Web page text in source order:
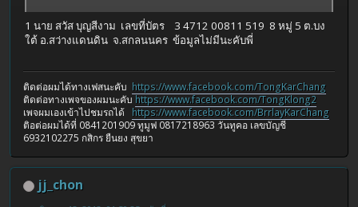
1 นาย สวัส บุญสีงาม เลขที่บัตร 3 4712 00811 519 8 หมู่ 5 ต.บง
ใต้ อ.สว่างแดนดิน จ.สกลนนคร ข้อมูลไม่มีนะคับพี่
ติดต่อผมได้ทางเฟสนะคับ https://www.facebook.com/TongKarChang
ติดต่อทางเพจของผมนะคับ https://www.facebook.com/TongKlong2
เพจผมเองเข้าไปชมรถได้ https://www.facebook.com/BrrlayKarChang
ติอต่อผมได้ที่ 0841201909 ทูมูฟ 0817218963 วันทูคอ เลขบัญชี
6932102275 กสิกร ยืนยง สุขยา
jj_chon